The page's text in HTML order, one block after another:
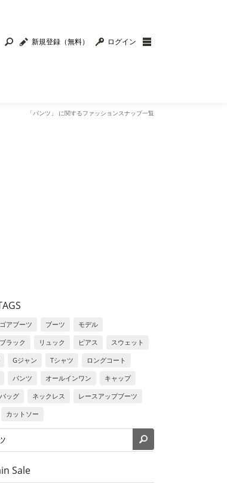
新規登録（無料） ログイン
「パンツ」 に関するファッションスナップ一覧
アブーツ ブーツ
モデル
ラック
リュック ピアス
スウェット
Gジャン Tシャツ
ロングコート
パンツ オールインワン
キャップ
ッグ
ネックレス
レースアップブーツ
カットソー
Sale